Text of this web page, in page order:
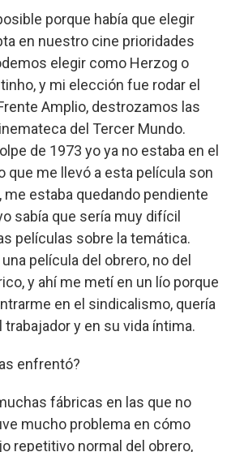
porque había que elegir
en nuestro cine prioridades
elegir como Herzog o
y mi elección fue rodar el
Amplio, destrozamos las
del Tercer Mundo.
de 1973 yo ya no estaba en el
que me llevó a esta película son
me estaba quedando pendiente
sabía que sería muy difícil
películas sobre la temática.
película del obrero, no del
y ahí me metí en un lío porque
en el sindicalismo, quería
y en su vida íntima.
enfrentó?
fábricas en las que no
mucho problema en cómo
repetitivo normal del obrero,